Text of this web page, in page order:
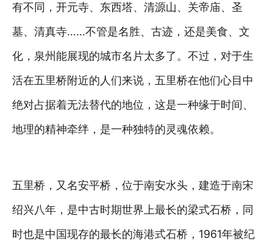
有不同，开元寺、东西塔、清源山、关帝庙、圣
墓、清真寺……不管是名胜、古迹，还是美食、文
化，泉州能展现的城市名片太多了。不过，对于生
活在五里桥附近的人们来说，五里桥在他们心目中
绝对占据着无法替代的地位，这是一种缘于时间、
地理的精神牵绊，是一种独特的灵魂依赖。
五里桥，又名安平桥，位于南安水头，建造于南宋
绍兴八年，是中古时期世界上最长的梁式石桥，同
时也是中国现存的最长的海港式石桥，1961年被纪